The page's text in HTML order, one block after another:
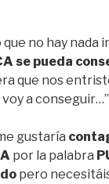
que no hay nada
se pueda
que nos
a conseguir…”
gustaría
por la palabra
pero